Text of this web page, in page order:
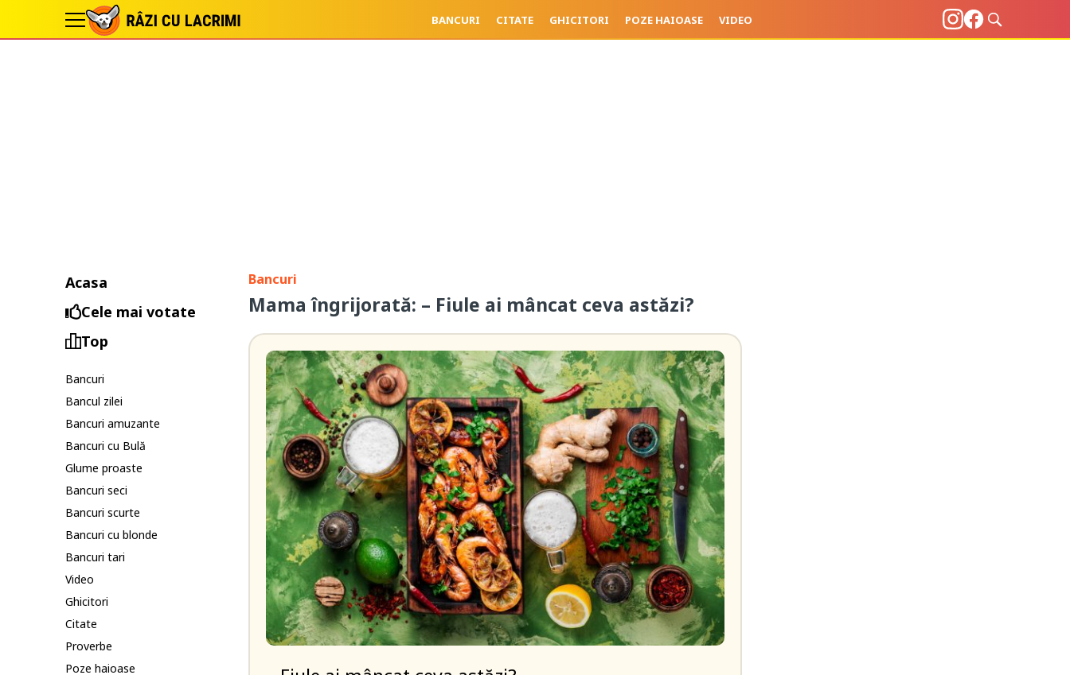
BANCURI CITATE GHICITORI POZE HAIOASE VIDEO
Acasa
Cele mai votate
Top
Bancuri
Bancul zilei
Bancuri amuzante
Bancuri cu Bulă
Glume proaste
Bancuri seci
Bancuri scurte
Bancuri cu blonde
Bancuri tari
Video
Ghicitori
Citate
Proverbe
Poze haioase
Bancuri
Mama îngrijorată: – Fiule ai mâncat ceva astăzi?